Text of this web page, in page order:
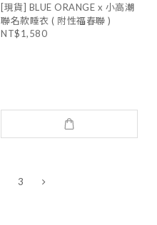
[現貨] BLUE ORANGE x 小高潮
聯名款睡衣 ( 附性福春聯 )
NT$1,580
3